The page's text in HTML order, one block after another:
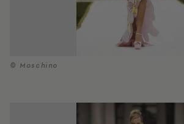
© Moschino